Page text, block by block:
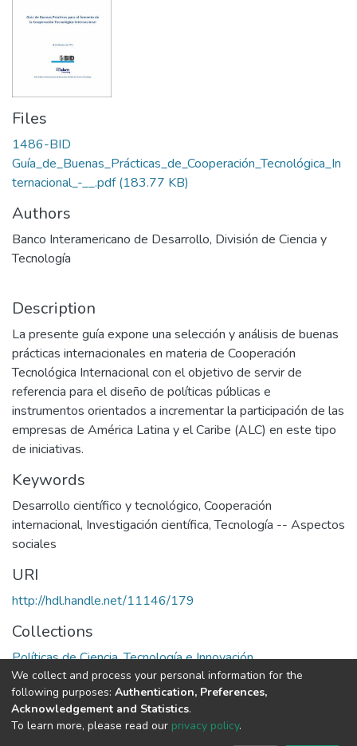
Files
1486-BID
Guía_de_Buenas_Prácticas_de_Cooperación_Tecnológica_In
ternacional_-__.pdf(183.77 KB)
Authors
Banco Interamericano de Desarrollo, División de Ciencia y
Tecnología
Description
La presente guía expone una selección y análisis de buenas
prácticas internacionales en materia de Cooperación
Tecnológica Internacional con el objetivo de servir de
referencia para el diseño de políticas públicas e
instrumentos orientados a incrementar la participación de las
empresas de América Latina y el Caribe (ALC) en este tipo
de iniciativas.
Keywords
Desarrollo científico y tecnológico, Cooperación
internacional, Investigación científica,Tecnología -- Aspectos
sociales
URI
http://hdl.handle.net/11146/179
Collections
Políticas de Ciencia, Tecnología e Innovación
Full item page
DSpace software copyright © 2002-2026
We collect and process your personal information for the
following purposes: Authentication, Preferences,
Acknowledgement and Statistics.
To learn more, please read our privacy policy.